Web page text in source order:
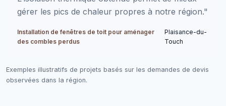
gérer les pics de chaleur propres à notre région."
Installation de fenêtres de toit pour aménager
des combles perdus
Plaisance-du-
Touch
Exemples illustratifs de projets basés sur les demandes de devis
observées dans la région.